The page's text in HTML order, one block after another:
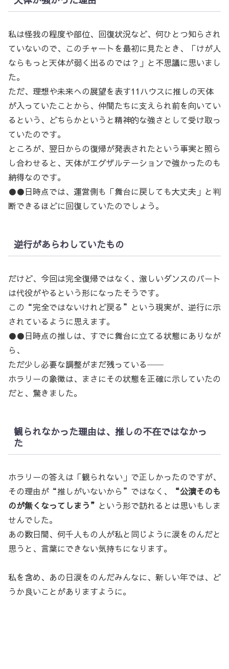
私は怪我の程度や部位、回復状況など、何ひとつ知らされ
ていないので、このチャートを最初に見たとき、「けが人
ならもっと天体が弱く出るのでは？」と不思議に思いまし
た。
ただ、理想や未来への展望を表す11ハウスに推しの天体
が入っていたことから、仲間たちに支えられ前を向いてい
るという、どちらかというと精神的な強さとして受け取っ
ていたのです。
ところが、翌日からの復帰が発表されたという事実と照ら
し合わせると、天体がエグザルテーションで強かったのも
納得なのです。
●●日時点では、運営側も「舞台に戻しても大丈夫」と判
断できるほどに回復していたのでしょう。
逆行があらわしていたもの
だけど、今回は完全復帰ではなく、激しいダンスのパート
は代役がやるという形になったそうです。
この“完全ではないけれど戻る”という現実が、逆行に示
されているように思えます。
●●日時点の推しは、すでに舞台に立てる状態にありなが
ら、
ただ少し必要な調整がまだ残っている──
ホラリーの象徴は、まさにその状態を正確に示していたの
だと、驚きました。
観られなかった理由は、推しの不在ではなかっ
た
ホラリーの答えは「観られない」で正しかったのですが、
その理由が“推しがいないから”ではなく、
“公演そのも
のが無くなってしまう” という形で訪れるとは思いもしま
せんでした。
あの数日間、何千人もの人が私と同じように涙をのんだと
思うと、言葉にできない気持ちになります。
私を含め、あの日涙をのんだみんなに、新しい年では、ど
うか良いことがありますように。